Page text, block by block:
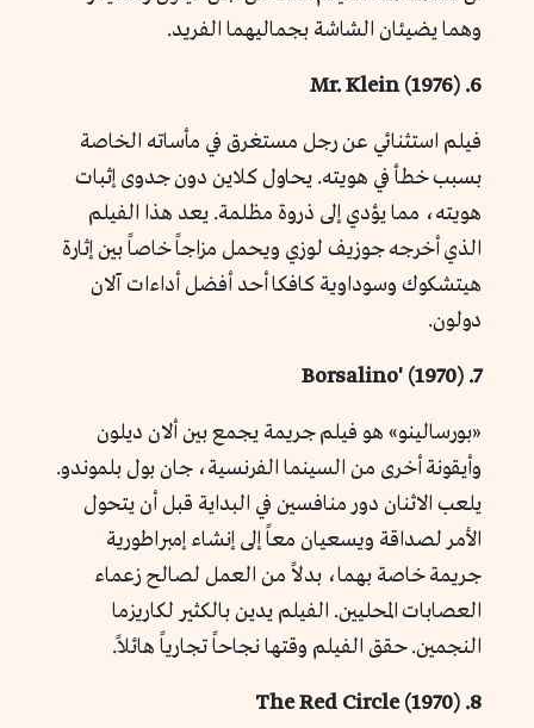
وهما يضيئان الشاشة بجماليهما الفريد.
6. Mr. Klein (1976)
فيلم استثنائي عن رجل مستغرق في مأساته الخاصة
بسبب خطأ في هويته. يحاول كلاين دون جدوى إثبات
هويته، مما يؤدي إلى ذروة مظلمة. يعد هذا الفيلم
الذي أخرجه جوزيف لوزي ويحمل مزاجاً خاصاً بين إثارة
هيتشكوك وسوداوية كافكا أحد أفضل أداءات آلان
دولون.
7. Borsalino' (1970)
«بورسالينو» هو فيلم جريمة يجمع بين ألان ديلون
وأيقونة أخرى من السينما الفرنسية، جان بول بلموندو.
يلعب الاثنان دور منافسين في البداية قبل أن يتحول
الأمر لصداقة ويسعيان معاً إلى إنشاء إمبراطورية
جريمة خاصة بهما، بدلاً من العمل لصالح زعماء
العصابات المحليين. الفيلم يدين بالكثير لكاريزما
النجمين. حقق الفيلم وقتها نجاحاً تجارياً هائلاً.
8. The Red Circle (1970)